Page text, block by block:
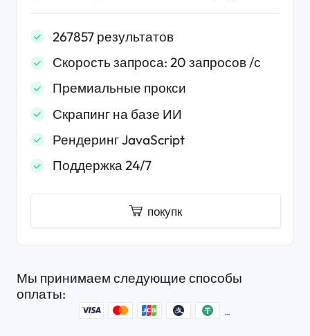
267857 результатов
Скорость запроса: 20 запросов /с
Премиальные прокси
Скрапинг на базе ИИ
Рендеринг JavaScript
Поддержка 24/7
покупк
Мы принимаем следующие способы
оплаты: